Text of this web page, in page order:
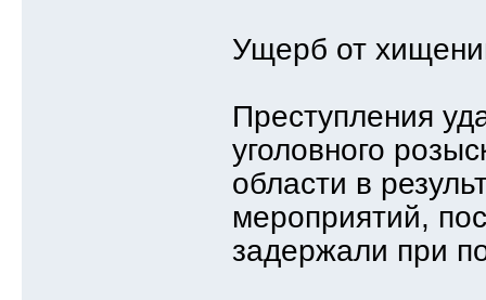
Ущерб от
Преступления
уголовного
области в
мероприятий,
задержали при